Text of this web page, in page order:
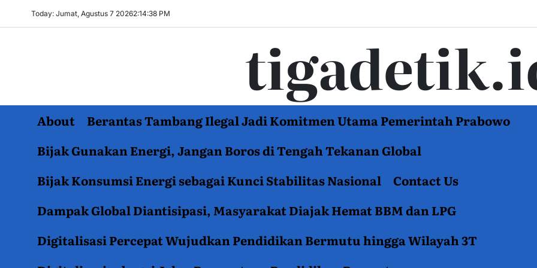
Today: Jumat, Agustus 7 20262:14:39 PM
About
Berantas Tambang Ilegal Jadi Komitmen Utama Pemerintah Prabowo
Bijak Gunakan Energi, Jangan Boros di Tengah Tekanan Global
Bijak Konsumsi Energi sebagai Kunci Stabilitas Nasional
Contact Us
Dampak Global Diantisipasi, Masyarakat Diajak Hemat BBM dan LPG
Digitalisasi Percepat Wujudkan Pendidikan Bermutu hingga Wilayah 3T